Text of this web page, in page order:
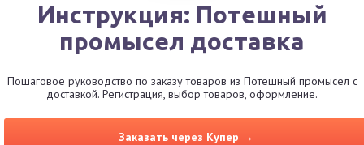
Инструкция: Потешный
промысел доставка
Пошаговое руководство по заказу товаров из Потешный промысел с
доставкой. Регистрация, выбор товаров, оформление.
Заказать через Купер →